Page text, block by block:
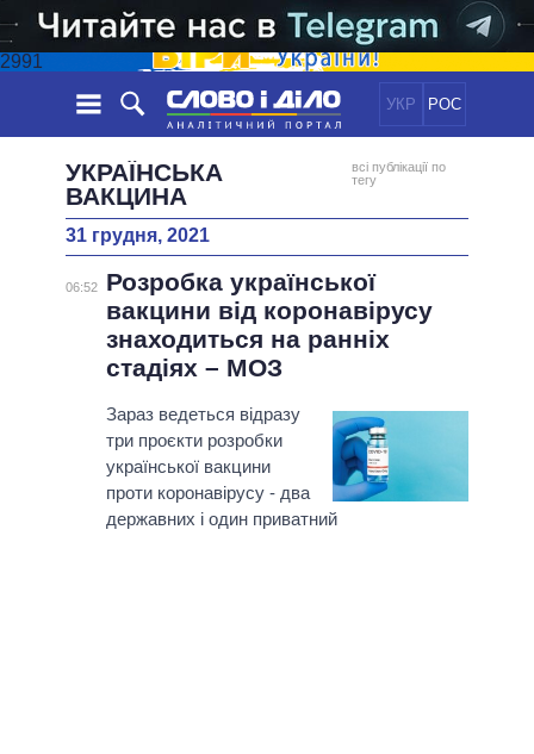
2991
УКР РОС
СТРІЧКА
ПОДІЇ
СТАТТІ
ОГЛЯДИ
ПОЛІТИКА
ЕКОНОМІКА
СУСПІЛЬСТВО
СВІТ
ОБIЦЯНКИ
ПОЛIТИКИ
УСІ ПОЛІТИКИ
ПРЕЗИДЕНТ І ОФІС
КАБІНЕТ МІНІСТРІВ
ГОЛОВИ ОБЛАДМІНІСТРАЦІЙ
МЕРИ МІСТ
ВСІ ПЕРСОНИ
ІНФОГРАФІКА
ВІДЕО
ПІДТРИМАТИ
ПОРІВНЯННЯ ПОЛІТИКІВ
УКРАЇНСЬКА
ВАКЦИНА
всі публікації по
тегу
31 грудня, 2021
06:52
Розробка української
вакцини від коронавірусу
знаходиться на ранніх
стадіях – МОЗ
Зараз ведеться відразу
три проєкти розробки
української вакцини
проти коронавірусу - два
державних і один приватний